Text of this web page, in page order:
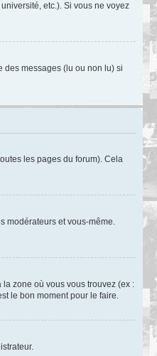
etc.). Si vous ne voyez
des messages (lu ou non lu) si
les pages du forum). Cela
modérateurs et vous-même.
zone où vous vous trouvez (ex :
le bon moment pour le faire.